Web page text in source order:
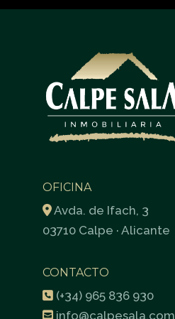
OFICINA
Avda. de Ifach, 3
03710 Calpe · Alicante
CONTACTO
(+34) 965 836 930
info@calpesala.com